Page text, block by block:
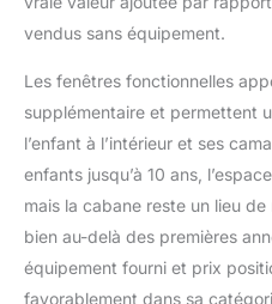
vendus sans équipement.
Les fenêtres fonctionnelles
supplémentaire et permettent
l’enfant à l’intérieur et ses
enfants jusqu’à 10 ans,
mais la cabane reste un lieu
bien au-delà des premières
équipement fourni et prix
favorablement dans sa